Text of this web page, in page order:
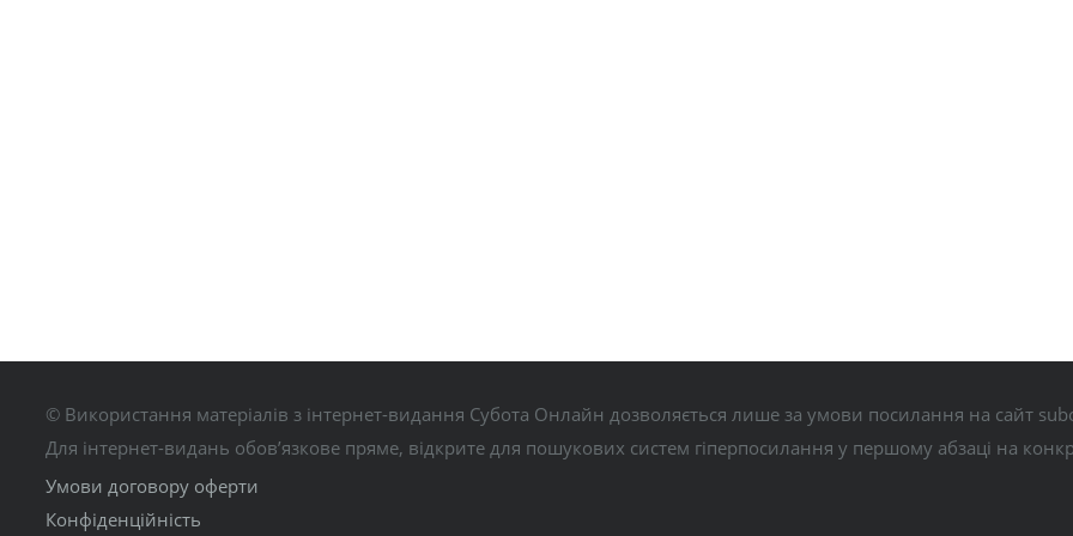
© Використання матеріалів з інтернет-видання Субота Онлайн дозволяється лише за умови посилання на сайт
Для інтернет-видань обов’язкове пряме, відкрите для пошукових систем гіперпосилання у першому абзаці на
Умови договору оферти
Конфіденційність